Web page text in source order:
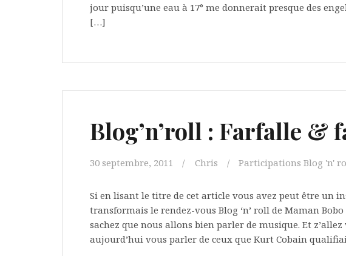
jour puisqu’une eau à 17° me donnerait presque des
[…]
Blog’n’roll : Farfalle &
30 septembre, 2011 Chris Participations Blog 'n'
Si en lisant le titre de cet article vous avez peut être un
transformais le rendez-vous Blog ‘n’ roll de Maman Bobo
sachez que nous allons bien parler de musique. Et z’allez
aujourd’hui vous parler de ceux que Kurt Cobain